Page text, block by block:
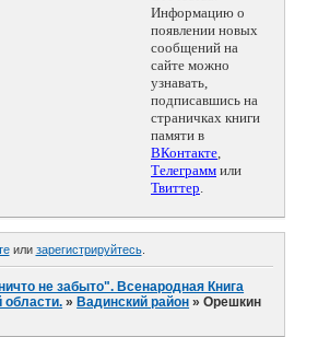
Информацию о
появлении новых
сообщений на
сайте можно
узнавать,
подписавшись на
страничках книги
памяти в
ВКонтакте,
Телеграмм или
Твиттер.
или зарегистрируйтесь.
не забыто". Всенародная Книга
области. » Вадинский район »Орешкин